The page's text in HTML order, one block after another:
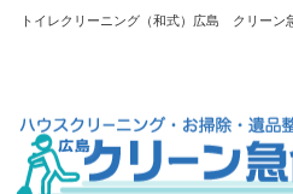
トイレクリーニング（和式）広島 クリー